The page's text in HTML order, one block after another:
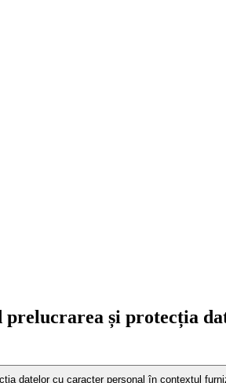
și protecția
datelor cu caracter personal în contextul